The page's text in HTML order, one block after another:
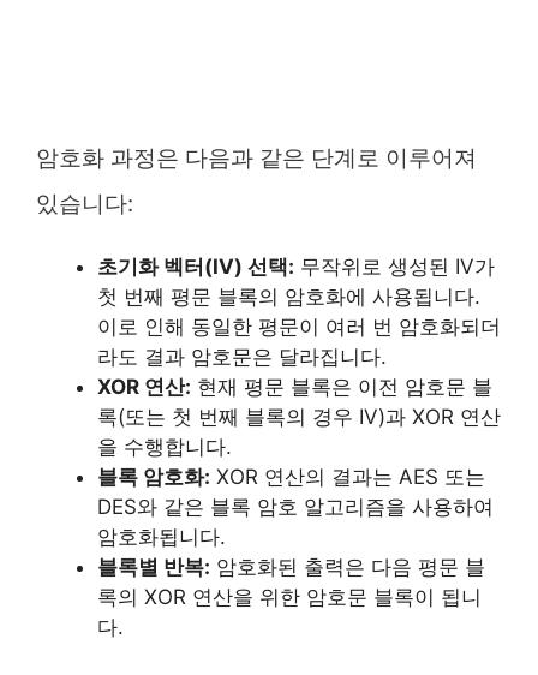
암호화 과정은 다음과 같은 단계로 이루어져
있습니다:
초기화 벡터(IV) 선택: 무작위로 생성된 IV가
첫 번째 평문 블록의 암호화에 사용됩니다.
이로 인해 동일한 평문이 여러 번 암호화되더
라도 결과 암호문은 달라집니다.
XOR 연산: 현재 평문 블록은 이전 암호문 블
록(또는 첫 번째 블록의 경우 IV)과 XOR 연산
을 수행합니다.
블록 암호화: XOR 연산의 결과는 AES 또는
DES와 같은 블록 암호 알고리즘을 사용하여
암호화됩니다.
블록별 반복: 암호화된 출력은 다음 평문 블
록의 XOR 연산을 위한 암호문 블록이 됩니
다.